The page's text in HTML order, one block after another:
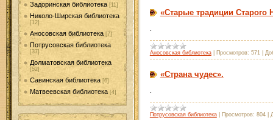
Задоринская библиотека [11]
Николо-Ширская библиотека
[12]
Аносовская библиотека [7]
Потрусовская библиотека
[37]
Долматовская библиотека
[52]
Савинская библиотека [6]
Матвеевская библиотека [4]
«Старые традиции Старого
Аносовская библиотека| Просмотров: 571
«Страна чудес».
Потрусовская библиотека| Просмотров: 804|